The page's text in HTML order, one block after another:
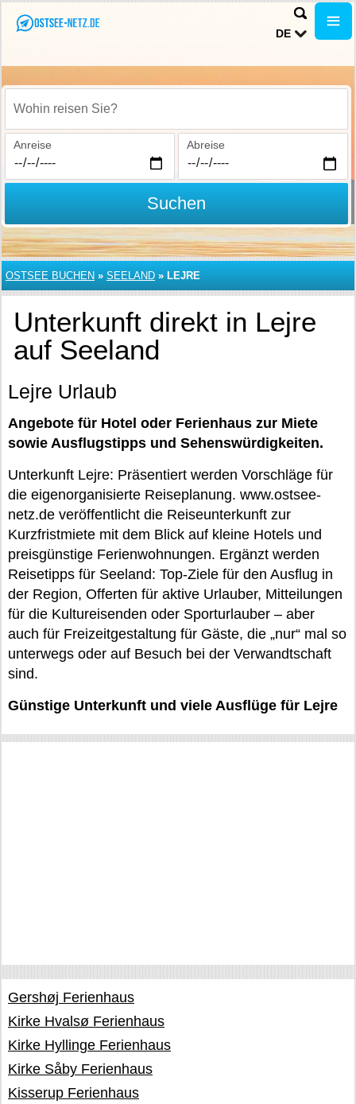
DE
Wohin reisen Sie?
Anreise Abreise
Suchen
OSTSEE BUCHEN » SEELAND » LEJRE
Unterkunft direkt in Lejre
auf Seeland
Lejre Urlaub
Angebote für Hotel oder Ferienhaus zur Miete
sowie Ausflugstipps und Sehenswürdigkeiten.
Unterkunft Lejre: Präsentiert werden Vorschläge für
die eigenorganisierte Reiseplanung. www.ostsee-
netz.de veröffentlicht die Reiseunterkunft zur
Kurzfristmiete mit dem Blick auf kleine Hotels und
preisgünstige Ferienwohnungen. Ergänzt werden
Reisetipps für Seeland: Top-Ziele für den Ausflug in
der Region, Offerten für aktive Urlauber, Mitteilungen
für die Kultureisenden oder Sporturlauber – aber
auch für Freizeitgestaltung für Gäste, die „nur“ mal so
unterwegs oder auf Besuch bei der Verwandtschaft
sind.
Günstige Unterkunft und viele Ausflüge für Lejre
Gershøj Ferienhaus
Kirke Hvalsø Ferienhaus
Kirke Hyllinge Ferienhaus
Kirke Såby Ferienhaus
Kisserup Ferienhaus